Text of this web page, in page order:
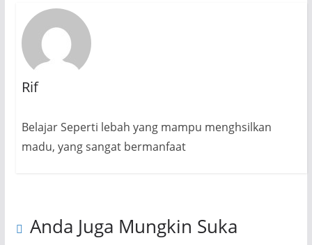
Rif
Belajar Seperti lebah yang mampu menghsilkan
madu, yang sangat bermanfaat
Anda Juga Mungkin Suka